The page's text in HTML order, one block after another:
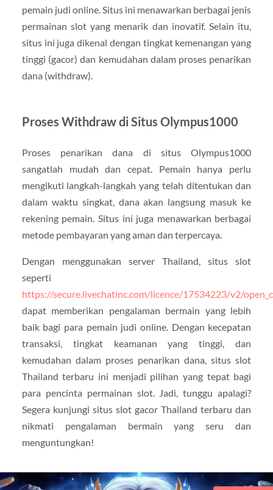
pemain judi online. Situs ini menawarkan berbagai jenis
permainan slot yang menarik dan inovatif. Selain itu,
situs ini juga dikenal dengan tingkat kemenangan yang
tinggi (gacor) dan kemudahan dalam proses penarikan
dana (withdraw).
Proses Withdraw di Situs Olympus1000
Proses penarikan dana di situs Olympus1000
sangatlah mudah dan cepat. Pemain hanya perlu
mengikuti langkah-langkah yang telah ditentukan dan
dalam waktu singkat, dana akan langsung masuk ke
rekening pemain. Situs ini juga menawarkan berbagai
metode pembayaran yang aman dan terpercaya.
Dengan menggunakan server Thailand, situs slot
seperti
https://secure.livechatinc.com/licence/17534223/v2/
dapat memberikan pengalaman bermain yang lebih
baik bagi para pemain judi online. Dengan kecepatan
transaksi, tingkat keamanan yang tinggi, dan
kemudahan dalam proses penarikan dana, situs slot
Thailand terbaru ini menjadi pilihan yang tepat bagi
para pencinta permainan slot. Jadi, tunggu apalagi?
Segera kunjungi situs slot gacor Thailand terbaru dan
nikmati pengalaman bermain yang seru dan
menguntungkan!